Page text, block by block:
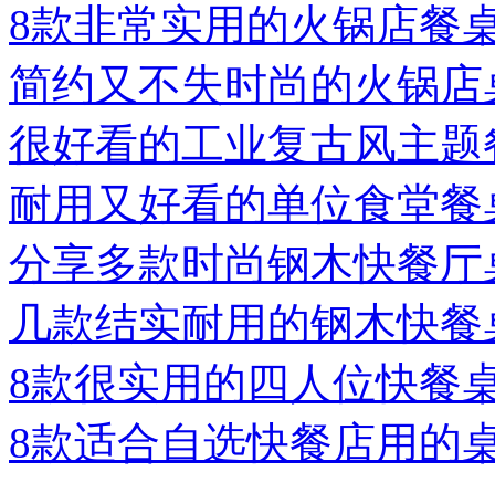
8款非常实用的火锅店餐
简约又不失时尚的火锅店
很好看的工业复古风主
耐用又好看的单位食堂餐
分享多款时尚钢木快餐厅
几款结实耐用的钢木快餐
8款很实用的四人位快餐
8款适合自选快餐店用的